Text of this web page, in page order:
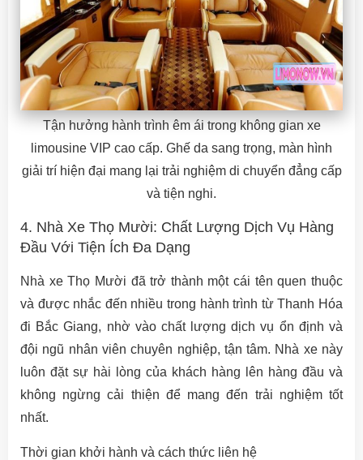
Tận hưởng hành trình êm ái trong không gian xe
limousine VIP cao cấp. Ghế da sang trọng, màn hình
giải trí hiện đại mang lại trải nghiệm di chuyển đẳng cấp
và tiện nghi.
4. Nhà Xe Thọ Mười: Chất Lượng Dịch Vụ Hàng
Đầu Với Tiện Ích Đa Dạng
Nhà xe Thọ Mười đã trở thành một cái tên quen thuộc
và được nhắc đến nhiều trong hành trình từ Thanh Hóa
đi Bắc Giang, nhờ vào chất lượng dịch vụ ổn định và
đội ngũ nhân viên chuyên nghiệp, tận tâm. Nhà xe này
luôn đặt sự hài lòng của khách hàng lên hàng đầu và
không ngừng cải thiện để mang đến trải nghiệm tốt
nhất.
Thời gian khởi hành và cách thức liên hệ